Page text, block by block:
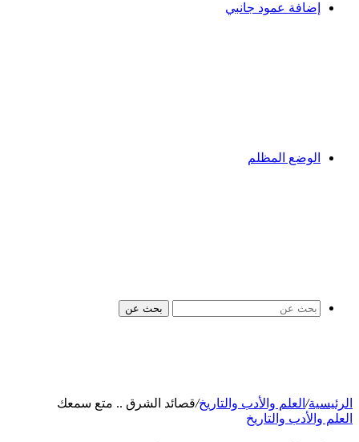
إضافة عمود جانبي
الوضع المظلم
بحث عن
الرئيسية/ العلم والأدب والتاريخ/قصائد الشرق .. متع سمعك
العلم والأدب والتاريخ